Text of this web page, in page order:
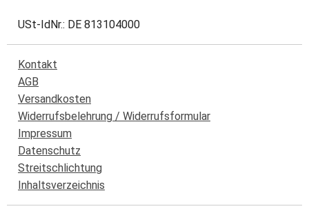
USt-IdNr.: DE 813104000
Kontakt
AGB
Versandkosten
Widerrufsbelehrung / Widerrufsformular
Impressum
Datenschutz
Streitschlichtung
Inhaltsverzeichnis